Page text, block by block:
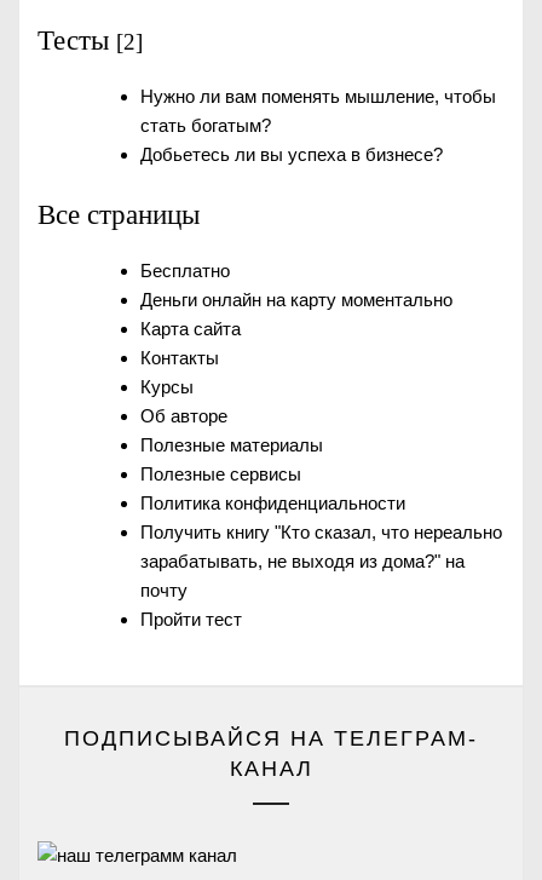
Тесты [2]
Нужно ли вам поменять мышление, чтобы
стать богатым?
Добьетесь ли вы успеха в бизнесе?
Все страницы
Бесплатно
Деньги онлайн на карту моментально
Карта сайта
Контакты
Курсы
Об авторе
Полезные материалы
Полезные сервисы
Политика конфиденциальности
Получить книгу "Кто сказал, что нереально
зарабатывать, не выходя из дома?" на
почту
Пройти тест
ПОДПИСЫВАЙСЯ НА ТЕЛЕГРАМ-
КАНАЛ